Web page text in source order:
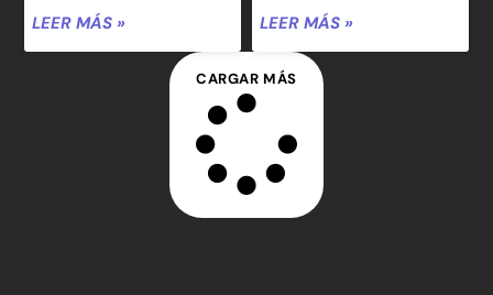
LEER MÁS » LEER MÁS »
CARGAR MÁS